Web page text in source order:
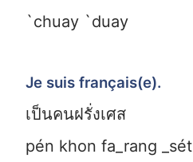
`chuay `duay
Je suis français(e).
เป็นคนฝรั่งเศส
pén khon fa_rang _sét